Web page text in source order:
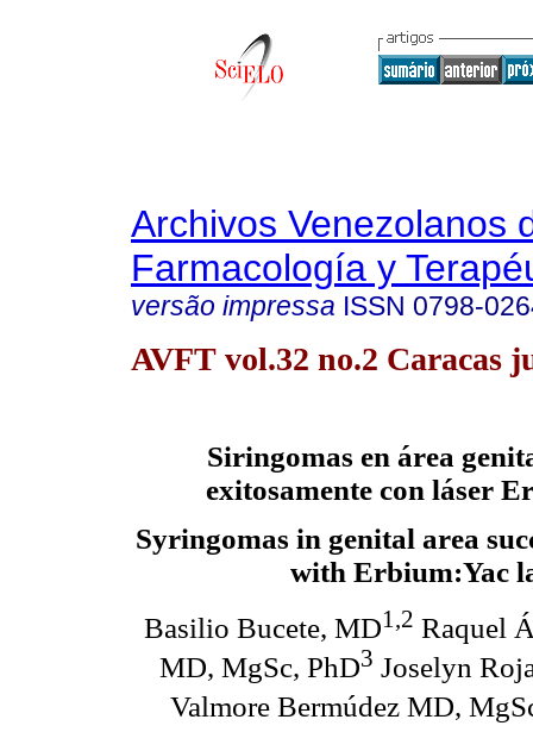
Archivos Venezolanos
Farmacología y
versão impressa ISSN 0798-
AVFT vol.32 no.2 Caracas
Siringomas en área
exitosamente con láser
Syringomas in genital area
with Erbium:Yac
Basilio Bucete, MD1,2 Raquel
MD, MgSc, PhD3 Joselyn
Valmore Bermúdez MD,